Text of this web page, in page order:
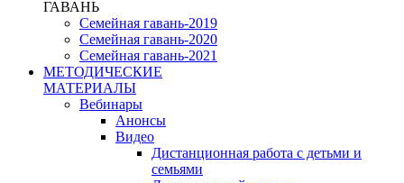
ГАВАНЬ
Семейная гавань-2019
Семейная гавань-2020
Семейная гавань-2021
МЕТОДИЧЕСКИЕ
МАТЕРИАЛЫ
Вебинары
Анонсы
Видео
Дистанционная работа с детьми и
семьями